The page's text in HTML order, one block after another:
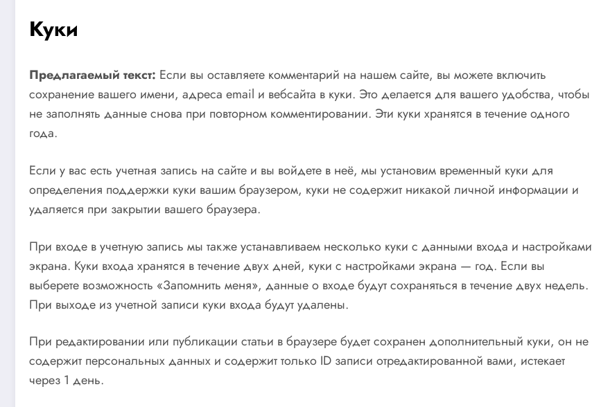
Куки
Предлагаемый текст: Если вы оставляете комментарий на нашем сайте, вы можете включить
сохранение вашего имени, адреса email и вебсайта в куки. Это делается для вашего удобства, чтобы
не заполнять данные снова при повторном комментировании. Эти куки хранятся в течение одного
года.
Если у вас есть учетная запись на сайте и вы войдете в неё, мы установим временный куки для
определения поддержки куки вашим браузером, куки не содержит никакой личной информации и
удаляется при закрытии вашего браузера.
При входе в учетную запись мы также устанавливаем несколько куки с данными входа и настройками
экрана. Куки входа хранятся в течение двух дней, куки с настройками экрана — год. Если вы
выберете возможность «Запомнить меня», данные о входе будут сохраняться в течение двух недель.
При выходе из учетной записи куки входа будут удалены.
При редактировании или публикации статьи в браузере будет сохранен дополнительный куки, он не
содержит персональных данных и содержит только ID записи отредактированной вами, истекает
через 1 день.